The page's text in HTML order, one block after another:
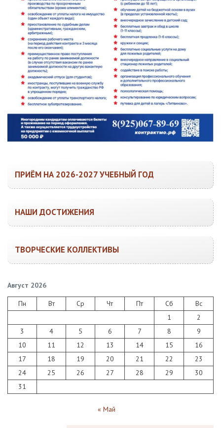
ПРИЁМ НА 2026-2027 УЧЕБНЫЙ ГОД
НАШИ ДОСТИЖЕНИЯ
ТВОРЧЕСКИЕ КОЛЛЕКТИВЫ
Август 2026
Пн Вт Ср Чт Пт Сб
Вс
1
2
3
4 5 6 7 8
9
10
11 12 13 14 15
16
17
18 19 20 21 22
23
24
25 26 27 28 29
30
31
« Май